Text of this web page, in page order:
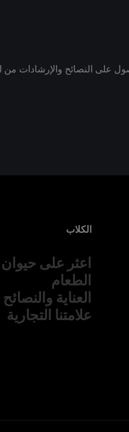
على النصائح والإرشادات
الكلاب
اعثر على
الطعام
العناية والنصائح
علامتنا التجارية